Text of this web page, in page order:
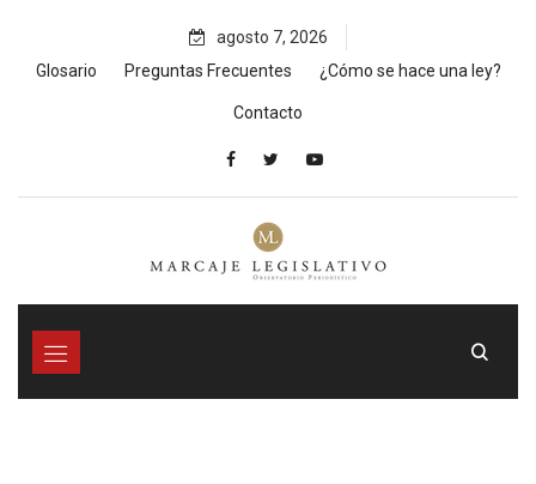
content
agosto 7, 2026
Glosario
Preguntas Frecuentes ¿Cómo se hace una ley?
Contacto